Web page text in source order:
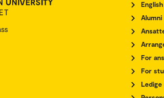
English
Alumni
For
For